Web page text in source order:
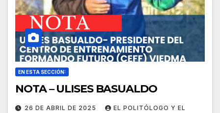
EN ESTA SECCIÓN:
NOTA – ULISES BASUALDO
26 DE ABRIL DE 2025 EL POLITÓLOGO Y EL